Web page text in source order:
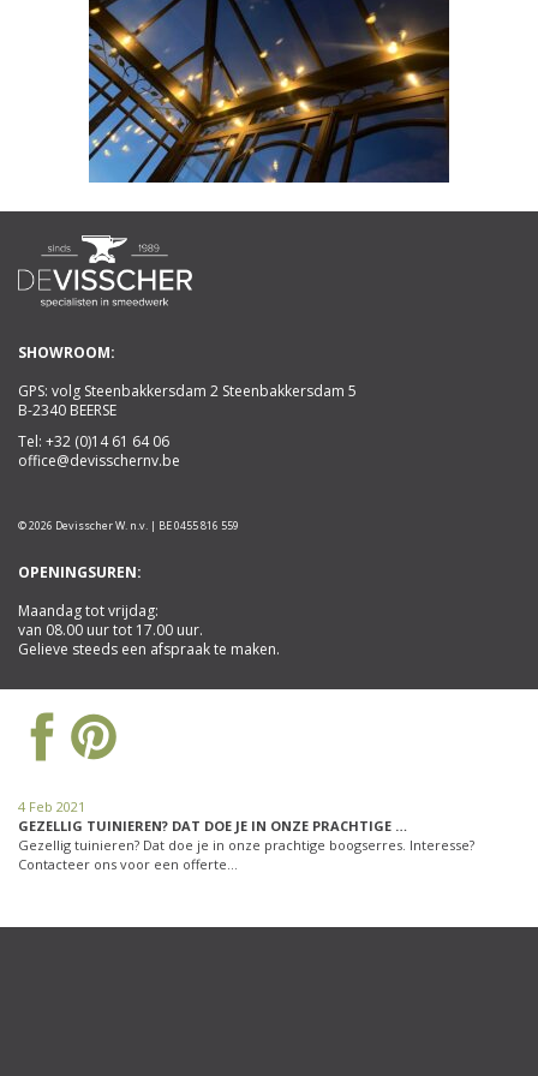
SHOWROOM:
GPS: volg Steenbakkersdam 2 Steenbakkersdam 5
B-2340 BEERSE
Tel: +32 (0)14 61 64 06
office@devisschernv.be
© 2026 Devisscher W. n.v. | BE 0455 816 559
OPENINGSUREN:
Maandag tot vrijdag:
van 08.00 uur tot 17.00 uur.
Gelieve steeds een afspraak te maken.
4 Feb 2021
GEZELLIG TUINIEREN? DAT DOE JE IN ONZE PRACHTIGE …
Gezellig tuinieren? Dat doe je in onze prachtige boogserres. Interesse?
Contacteer ons voor een offerte…